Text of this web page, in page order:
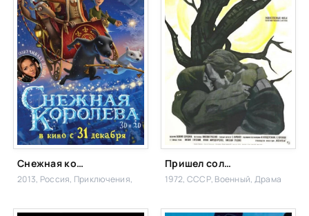
Снежная королева
2013, Россия, Приключения,
Пришел солдат с фронта
1972, СССР, Военный, Драма